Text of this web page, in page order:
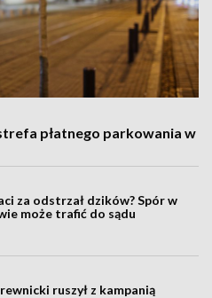
płatnego parkowania w
za odstrzał dzików? Spór w
może trafić do sądu
ruszył z kampanią